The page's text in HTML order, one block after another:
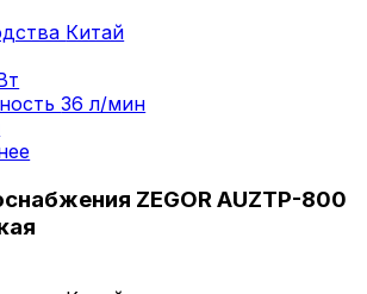
Китай
36 л/мин
ZEGOR AUZTP-800